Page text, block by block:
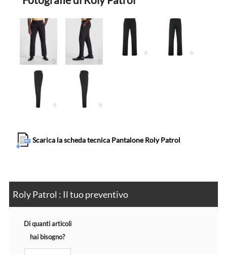
Scarica la scheda tecnica Pantalone Roly Patrol
Roly Patrol : Il tuo preventivo
Di quanti articoli
hai bisogno?